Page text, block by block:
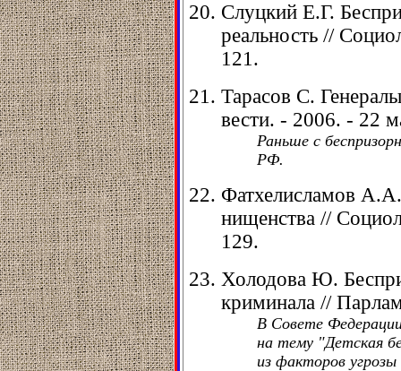
Слуцкий Е.Г.
реальность //
121.
Тарасов С.
вести. - 2006. - 22
Раньше с
РФ.
Фатхелисламов
нищенства //
129.
Холодова Ю.
криминала //
В Совете
на тему "Детская
из факторов